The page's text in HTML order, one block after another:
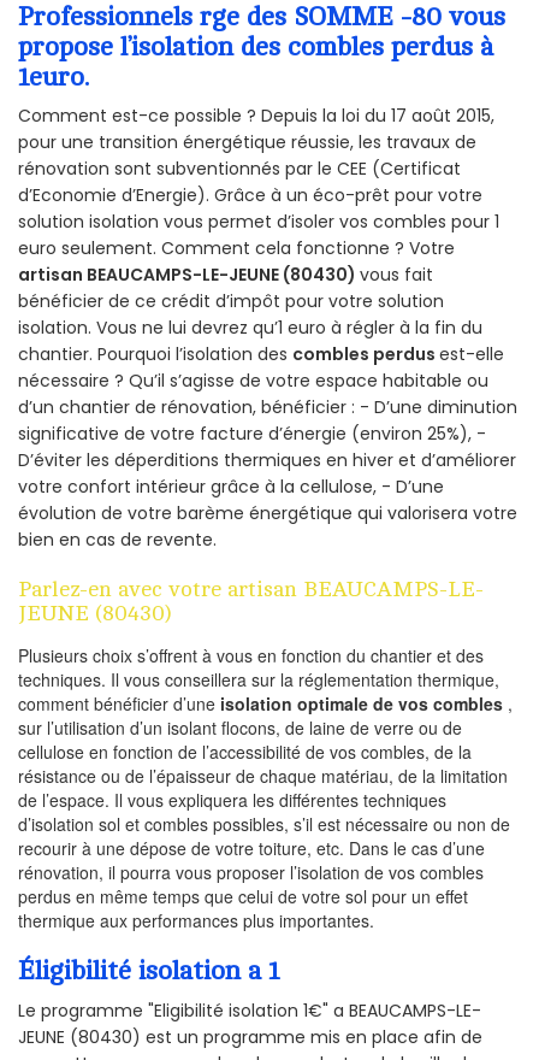
Professionnels rge des SOMME -80 vous
propose l’isolation des combles perdus à
1euro.
Comment est-ce possible ? Depuis la loi du 17 août 2015,
pour une transition énergétique réussie, les travaux de
rénovation sont subventionnés par le CEE (Certificat
d’Economie d’Energie). Grâce à un éco-prêt pour votre
solution isolation vous permet d’isoler vos combles pour 1
euro seulement. Comment cela fonctionne ? Votre
artisan BEAUCAMPS-LE-JEUNE (80430) vous fait
bénéficier de ce crédit d’impôt pour votre solution
isolation. Vous ne lui devrez qu’1 euro à régler à la fin du
chantier. Pourquoi l’isolation des combles perdus est-elle
nécessaire ? Qu’il s’agisse de votre espace habitable ou
d’un chantier de rénovation, bénéficier : - D’une diminution
significative de votre facture d’énergie (environ 25%), -
D’éviter les déperditions thermiques en hiver et d’améliorer
votre confort intérieur grâce à la cellulose, - D’une
évolution de votre barème énergétique qui valorisera votre
bien en cas de revente.
Parlez-en avec votre artisan BEAUCAMPS-LE-
JEUNE (80430)
Plusieurs choix s’offrent à vous en fonction du chantier et des
techniques. Il vous conseillera sur la réglementation thermique,
comment bénéficier d’une isolation optimale de vos combles ,
sur l’utilisation d’un isolant flocons, de laine de verre ou de
cellulose en fonction de l’accessibilité de vos combles, de la
résistance ou de l’épaisseur de chaque matériau, de la limitation
de l’espace. Il vous expliquera les différentes techniques
d’isolation sol et combles possibles, s’il est nécessaire ou non de
recourir à une dépose de votre toiture, etc. Dans le cas d’une
rénovation, il pourra vous proposer l’isolation de vos combles
perdus en même temps que celui de votre sol pour un effet
thermique aux performances plus importantes.
Éligibilité isolation a 1
Le programme "Eligibilité isolation 1€" a BEAUCAMPS-LE-
JEUNE (80430) est un programme mis en place afin de